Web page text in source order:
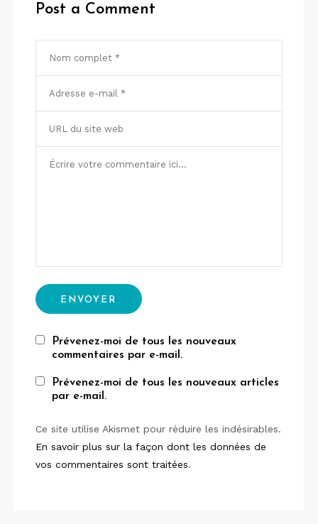
Post a Comment
Prévenez-moi de tous les nouveaux
commentaires par e-mail.
Prévenez-moi de tous les nouveaux articles
par e-mail.
Ce site utilise Akismet pour réduire les indésirables.
En savoir plus sur la façon dont les données de
vos commentaires sont traitées.